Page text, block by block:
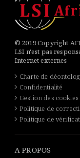
© 2019 Copyright
LSI n'est pas
Internet externes
Charte de
Confidentialité
Gestion des cookies
Politique de
Politique de
A PROPOS